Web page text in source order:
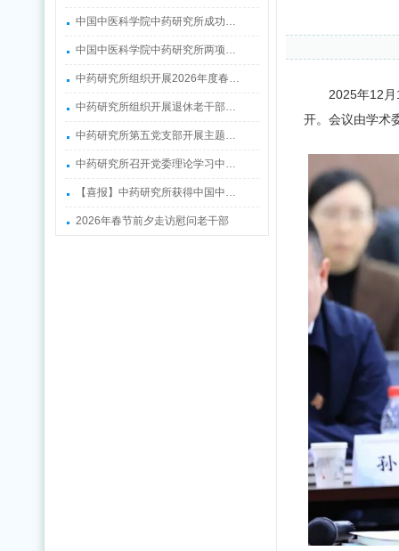
中国中医科学院中药研究所成功…
中国中医科学院中药研究所两项…
中药研究所组织开展2026年度春…
中药研究所组织开展退休老干部…
中药研究所第五党支部开展主题…
中药研究所召开党委理论学习中…
【喜报】中药研究所获得中国中…
2026年春节前夕走访慰问老干部
2025年12
开。会议由学术